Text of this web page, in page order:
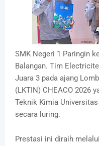
SMK Negeri 1 Paringin
Balangan. Tim
Juara 3 pada ajang
(LKTIN) CHEACO 2026
Teknik Kimia
secara luring.
Prestasi ini diraih